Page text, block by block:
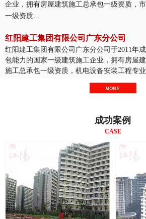
企业，拥有房屋建筑施工总承包一级资质，
一级资质...
红阳建工集团有限公司广东分公司
红阳建工集团有限公司广东分公司于2011年
包能力的国家一级建筑施工企业，拥有房屋
施工总承包一级资质，机电设备安装工程专
成功案例
CASE